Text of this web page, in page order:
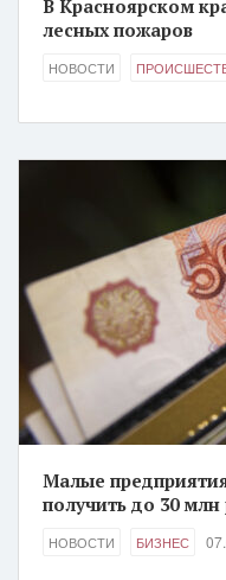
В Красноярском
лесных пожаров
НОВОСТИ
Малые
получить до 30 млн
НОВОСТИ БИЗНЕС